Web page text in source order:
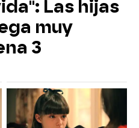
Las hijas
muy
3